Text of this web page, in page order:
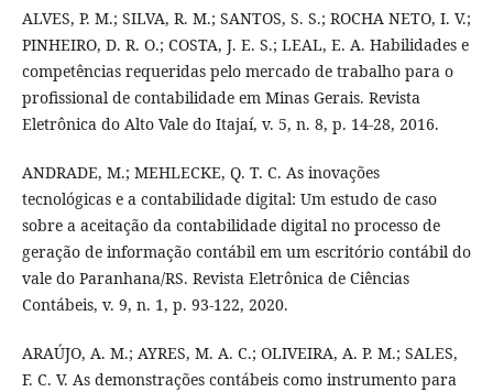
ALVES, P. M.; SILVA, R. M.; SANTOS, S. S.; ROCHA NETO, I. V.;
PINHEIRO, D. R. O.; COSTA, J. E. S.; LEAL, E. A. Habilidades e
competências requeridas pelo mercado de trabalho para o
profissional de contabilidade em Minas Gerais. Revista
Eletrônica do Alto Vale do Itajaí, v. 5, n. 8, p. 14-28, 2016.
ANDRADE, M.; MEHLECKE, Q. T. C. As inovações
tecnológicas e a contabilidade digital: Um estudo de caso
sobre a aceitação da contabilidade digital no processo de
geração de informação contábil em um escritório contábil do
vale do Paranhana/RS. Revista Eletrônica de Ciências
Contábeis, v. 9, n. 1, p. 93-122, 2020.
ARAÚJO, A. M.; AYRES, M. A. C.; OLIVEIRA, A. P. M.; SALES,
F. C. V. As demonstrações contábeis como instrumento para